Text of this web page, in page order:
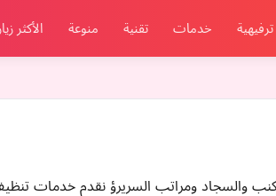
ترفيهية خدمات تقنية منوعة الأكثر
والسجاد ومراتب السريرؤ نقدم خدمات